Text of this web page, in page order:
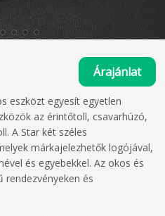
Árajánlat
eszközt egyesít egyetlen
az érintőtoll, csavarhúzó,
A Star két széles
márkajelezhetők logójával,
és egyebekkel. Az okos és
rendezvényeken és